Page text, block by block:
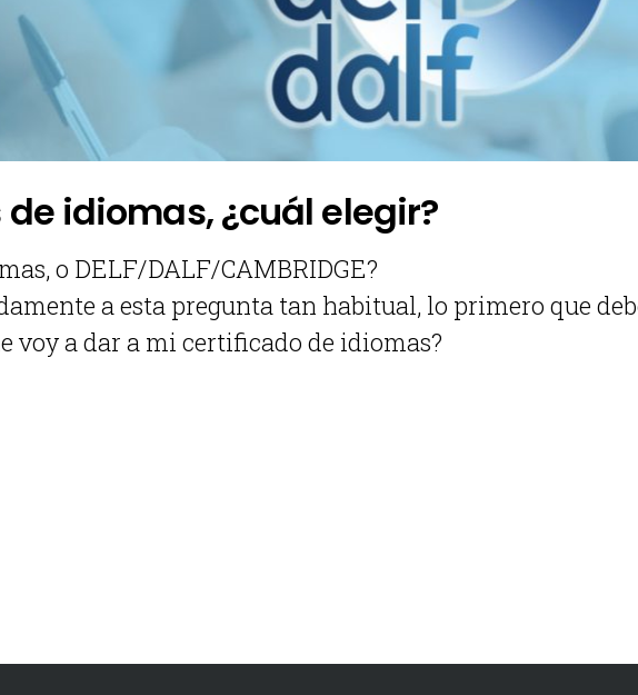
idiomas, ¿cuál elegir?
o DELF/DALF/CAMBRIDGE?
a esta pregunta tan habitual, lo primero que
voy a dar a mi certificado de idiomas?